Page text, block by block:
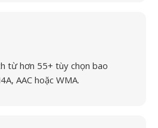
từ hơn 55+ tùy chọn bao
AAC hoặc WMA.